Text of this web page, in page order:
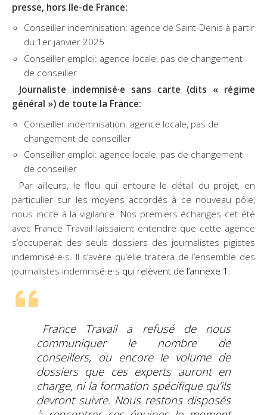
presse, hors Ile-de France:
Conseiller indemnisation: agence de Saint-Denis à partir
du 1er janvier 2025
Conseiller emploi: agence locale, pas de changement
de conseiller
Journaliste indemnisé·e sans carte (dits « régime
général ») de toute la France:
Conseiller indemnisation: agence locale, pas de
changement de conseiller
Conseiller emploi: agence locale, pas de changement
de conseiller
Par ailleurs, le flou qui entoure le détail du projet, en
particulier sur les moyens accordés à ce nouveau pôle,
nous incite à la vigilance. Nos premiers échanges cet été
avec France Travail laissaient entendre que cette agence
s’occuperait des seuls dossiers des journalistes pigistes
indemnisé·e·s. Il s’avère qu’elle traitera de l’ensemble des
journalistes indemnisé·e·s qui relèvent de l’annexe 1.
France Travail a refusé de nous
communiquer le nombre de
conseillers, ou encore le volume de
dossiers que ces experts auront en
charge, ni la formation spécifique qu’ils
devront suivre. Nous restons disposés